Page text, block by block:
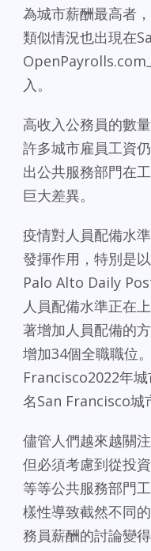
為城市薪酬最高者
類似情況也出現在
OpenPayrolls.com
入。
高收入公務員的數
許多城市雇員工資
出公共服務部門在
巨大差異。
疫情對人員配備水
發揮作用，特別是
Palo Alto Daily
人員配備水準正在
著增加人員配備的
增加34個全職職位
Francisco2022年
名San Francisco城
儘管人們越來越關
但必須考慮到從投
等等公共服務部門
樣性導致截然不同
務員薪酬的討論變得